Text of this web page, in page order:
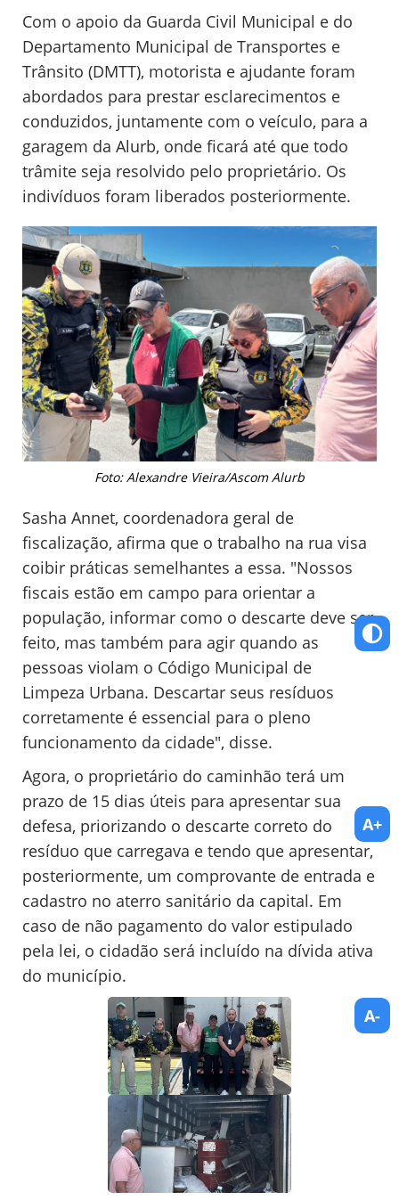
Com o apoio da Guarda Civil Municipal e do
Departamento Municipal de Transportes e
Trânsito (DMTT), motorista e ajudante foram
abordados para prestar esclarecimentos e
conduzidos, juntamente com o veículo, para a
garagem da Alurb, onde ficará até que todo
trâmite seja resolvido pelo proprietário. Os
indivíduos foram liberados posteriormente.
Foto: Alexandre Vieira/Ascom Alurb
Sasha Annet, coordenadora geral de
fiscalização, afirma que o trabalho na rua visa
coibir práticas semelhantes a essa. "Nossos
fiscais estão em campo para orientar a
população, informar como o descarte deve ser
feito, mas também para agir quando as
pessoas violam o Código Municipal de
Limpeza Urbana. Descartar seus resíduos
corretamente é essencial para o pleno
funcionamento da cidade", disse.
Agora, o proprietário do caminhão terá um
prazo de 15 dias úteis para apresentar sua
defesa, priorizando o descarte correto do
resíduo que carregava e tendo que apresentar,
posteriormente, um comprovante de entrada e
cadastro no aterro sanitário da capital. Em
caso de não pagamento do valor estipulado
pela lei, o cidadão será incluído na dívida ativa
do município.
A+
A-